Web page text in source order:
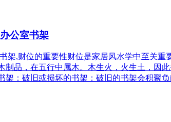
公室书架
架,财位的重要性财位是家居风水学中至关
制品，在五行中属木。木生火，火生土，
：破旧或损坏的书架：破旧的书架会积聚